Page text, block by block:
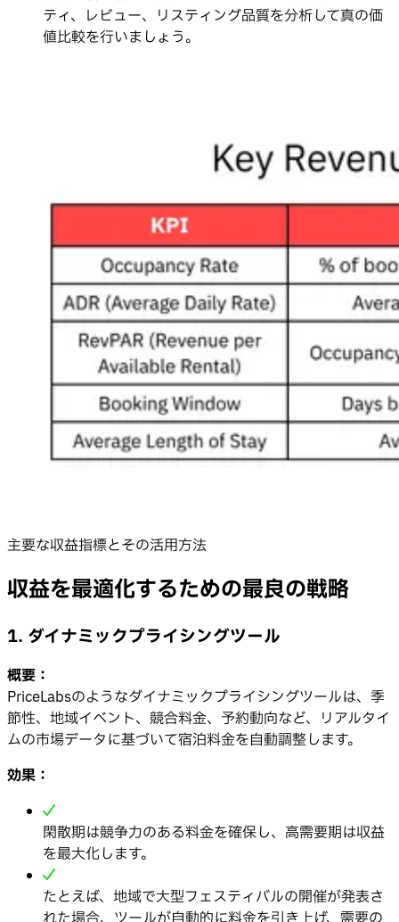
ティ、レビュー、リスティング品質を分析して真の価
値比較を行いましょう。
主要な収益指標とその活用方法
収益を最適化するための最良の戦略
1. ダイナミックプライシングツール
概要：
PriceLabsのようなダイナミックプライシングツールは、季
節性、地域イベント、競合料金、予約動向など、リアルタイ
ムの市場データに基づいて宿泊料金を自動調整します。
効果：
閑散期は競争力のある料金を確保し、高需要期は収益
を最大化します。
たとえば、地域で大型フェスティバルの開催が発表さ